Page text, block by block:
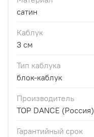
сатин
Каблук
3 см
Тип каблука
блок-каблук
Производитель
TOP DANCE (Россия)
Гарантийный срок